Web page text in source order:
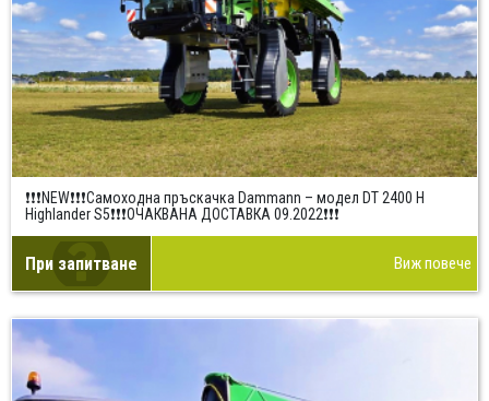
❗❗❗NEW❗❗❗Самоходна пръскачка Dammann – модел DT 2400 H
Highlander S5❗❗❗ОЧАКВАНА ДОСТАВКА 09.2022❗❗❗
При запитване Виж повече